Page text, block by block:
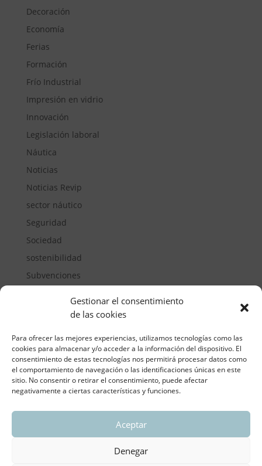
Gestionar el consentimiento
de las cookies
Para ofrecer las mejores experiencias, utilizamos tecnologías como las
cookies para almacenar y/o acceder a la información del dispositivo. El
consentimiento de estas tecnologías nos permitirá procesar datos como
el comportamiento de navegación o las identificaciones únicas en este
sitio. No consentir o retirar el consentimiento, puede afectar
negativamente a ciertas características y funciones.
Aceptar
Denegar
Decoración
Economía
Ferias
Formación
Frío Industrial
Impresión en vidrio
Innovación
Legislación laboral
Náutica
Noticias
Noticias Revip
sector náutico
Seguridad
Sociedad
sostenibilidad
Subvenciones
ASOCIACIÓN REGIONAL VALENCIANA DE
Aviso legal y política de privacidad